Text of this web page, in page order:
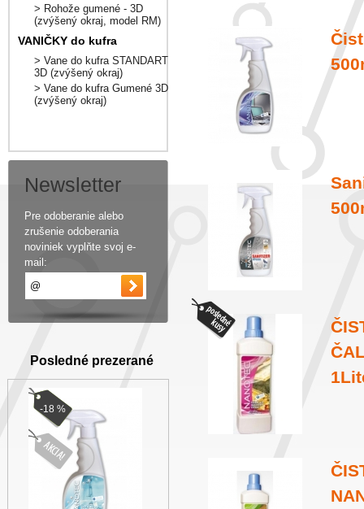
> Rohože gumené - 3D
(zvýšený okraj, model RM)
VANIČKY do kufra
> Vane do kufra STANDART
3D (zvýšený okraj)
> Vane do kufra Gumené 3D
(zvýšený okraj)
Newsletter
Pre odoberanie alebo
zrušenie odoberania
noviniek vyplňte svoj e-
mail:
Posledné prezerané
-18 %